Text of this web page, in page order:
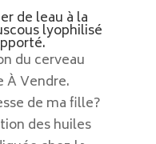
de leau à la
lyophilisé
du cerveau
À Vendre.
de ma fille?
des huiles